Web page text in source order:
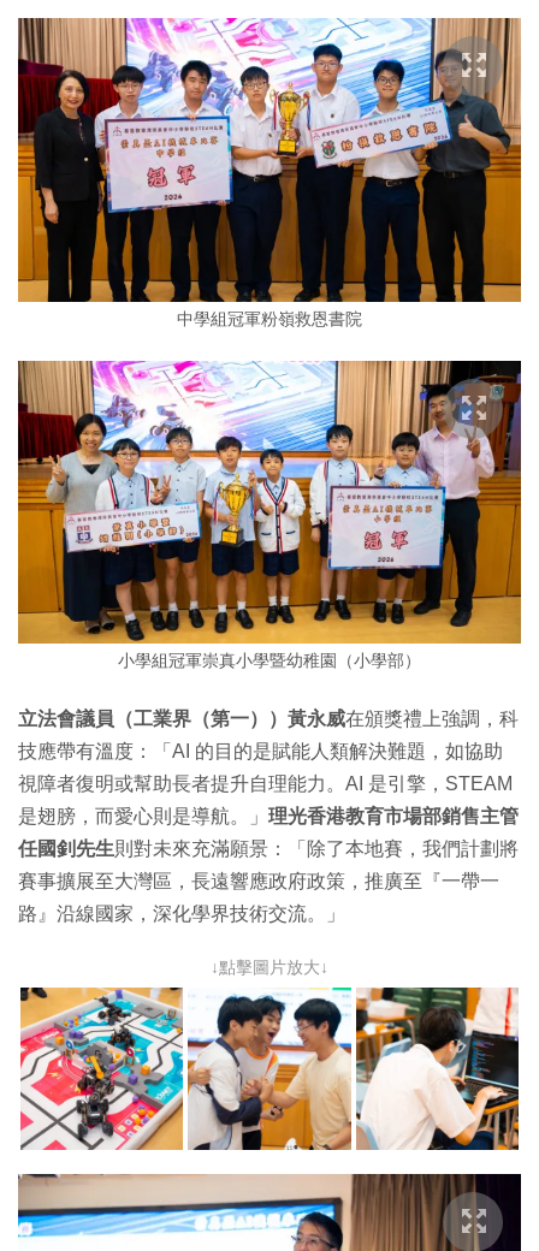
中學組冠軍粉嶺救恩書院
小學組冠軍崇真小學暨幼稚園（小學部）
立法會議員（工業界（第一））黃永威在頒獎禮上強調，科
技應帶有溫度：「AI 的目的是賦能人類解決難題，如協助
視障者復明或幫助長者提升自理能力。AI 是引擎，STEAM
是翅膀，而愛心則是導航。」 理光香港教育市場部銷售主管
任國釗先生則對未來充滿願景：「除了本地賽，我們計劃將
賽事擴展至大灣區，長遠響應政府政策，推廣至『一帶一
路』沿線國家，深化學界技術交流。」
↓點擊圖片放大↓